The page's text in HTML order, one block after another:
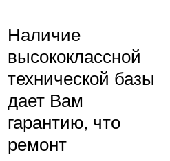
Наличие
высококлассной
технической базы
дает Вам
гарантию, что
ремонт